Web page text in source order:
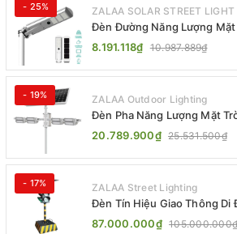
- 25% ZALAA SOLAR STREET LIGHT
Đèn Đường Năng Lượng Mặt
ZALAA ZL-BJ04-CCTV
8.191.118₫ 10.987.889₫
- 19% ZALAA Outdoor Lighting
Đèn Pha Năng Lượng Mặt
Jsc Chống Nước IP65 Cao
20.789.900₫ 25.531.500₫
- 17% ZALAA Street Lighting
Đèn Tín Hiệu Giao Thông Di
Trời ZALAA ZL-300A-D
87.000.000₫ 105.000.000₫